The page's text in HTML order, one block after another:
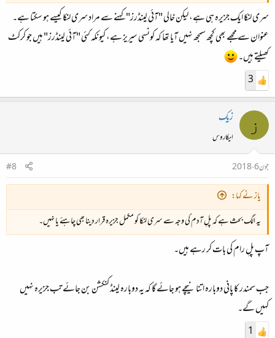
سری لنکا ایک جزیرہ ہی ہے، لیکن خالی "آئی لینڈرز" کہنے سے مراد سری لنکا کیسے ہو سکتا ہے۔
عنوان سے مجھے بھی کچھ سمجھ نہیں آیا تھا کہ کونسی سیریز ہے، کیونکہ کئی "آئی لینڈرز" ہیں جو کرکٹ
کھیلتے ہیں۔
3
ز زیک
ایکاروس
جون 6، 2018
#8
یاز نے کہا:
یہ الگ بحث ہے کہ پلِ آدم کی وجہ سے سری لنکا کو مکمل جزیرہ قرار دینا بھی چاہئے یا نہیں۔
آپ پلِ رام کی بات کر رہے ہیں۔
جب سمندر کا پانی دوبارہ اتنا نیچے ہو جائے گا کہ یہ دوبارہ لینڈ کنکشن بن جائے تب جزیرہ نہیں
کہیں گے۔
1